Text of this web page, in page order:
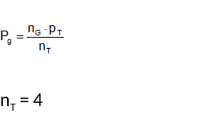
nT = 4